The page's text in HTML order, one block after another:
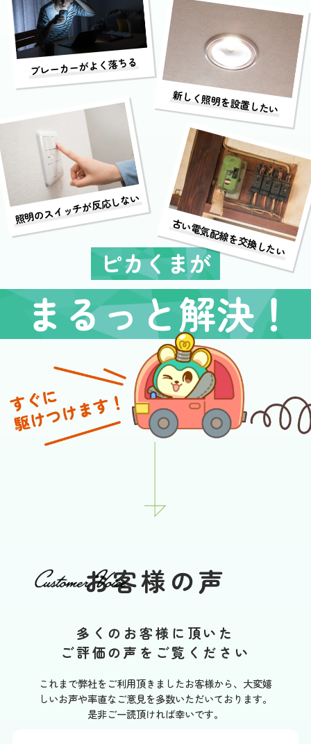
ブレーカーがよく落ちる
新しく照明を設置したい
照明のスイッチが反応しない
古い電気配線を交換したい
ピカくまが
まるっと解決！
お客様の声
多くのお客様に頂いた
ご評価の声をご覧ください
これまで弊社をご利用頂きましたお客様から、大変嬉
しいお声や率直なご意見を多数いただいております。
是非ご一読頂ければ幸いです。